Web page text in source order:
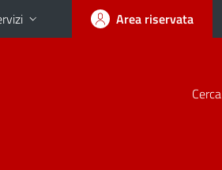
Area riservata
Cerca